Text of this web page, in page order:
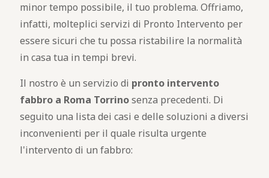
minor tempo possibile, il tuo problema. Offriamo,
infatti, molteplici servizi di Pronto Intervento per
essere sicuri che tu possa ristabilire la normalità
in casa tua in tempi brevi.
Il nostro è un servizio di pronto intervento
fabbro a Roma Torrinosenza precedenti. Di
seguito una lista dei casi e delle soluzioni a diversi
inconvenienti per il quale risulta urgente
l'intervento di un fabbro: